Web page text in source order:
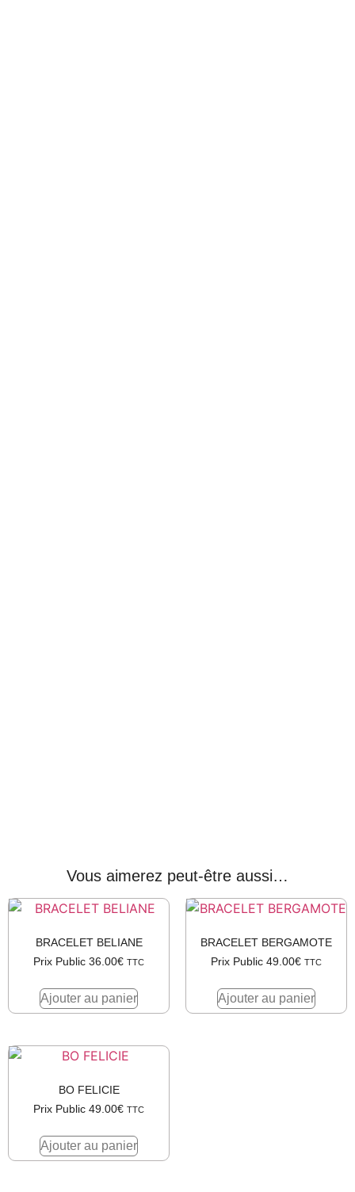
Vous aimerez peut-être aussi…
BRACELET BELIANE
Prix Public 36.00€ TTC
Ajouter au panier
BRACELET BERGAMOTE
Prix Public 49.00€ TTC
Ajouter au panier
BO FELICIE
Prix Public 49.00€ TTC
Ajouter au panier